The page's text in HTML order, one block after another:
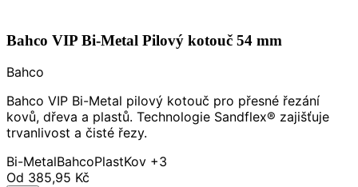
Bahco VIP Bi-Metal Pilový kotouč 54 mm
Bahco
Bahco VIP Bi-Metal pilový kotouč pro přesné řezání
kovů, dřeva a plastů. Technologie Sandflex® zajišťuje
trvanlivost a čisté řezy.
Bi-MetalBahcoPlastKov +3
Od 385,95 Kč